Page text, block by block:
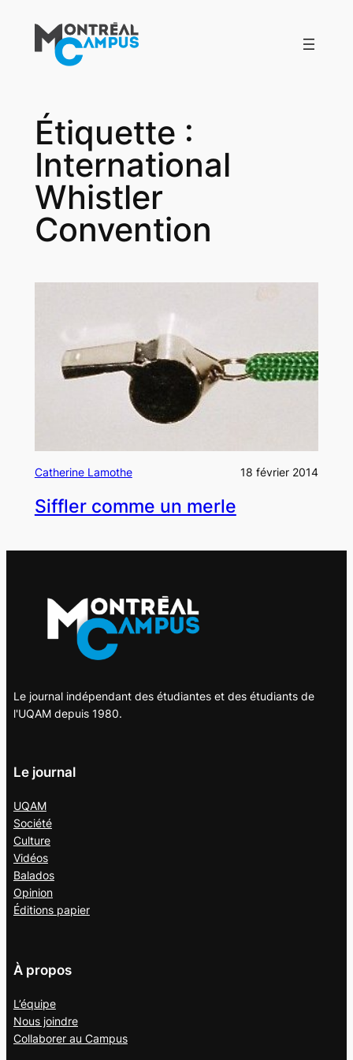
contenu
Étiquette :
International
Whistler
Convention
Catherine Lamothe 18 février 2014
Siffler comme un merle
Le journal indépendant des étudiantes et des étudiants de
l'UQAM depuis 1980.
Le journal
UQAM
Société
Culture
Vidéos
Balados
Opinion
Éditions papier
À propos
L’équipe
Nous joindre
Collaborer au Campus